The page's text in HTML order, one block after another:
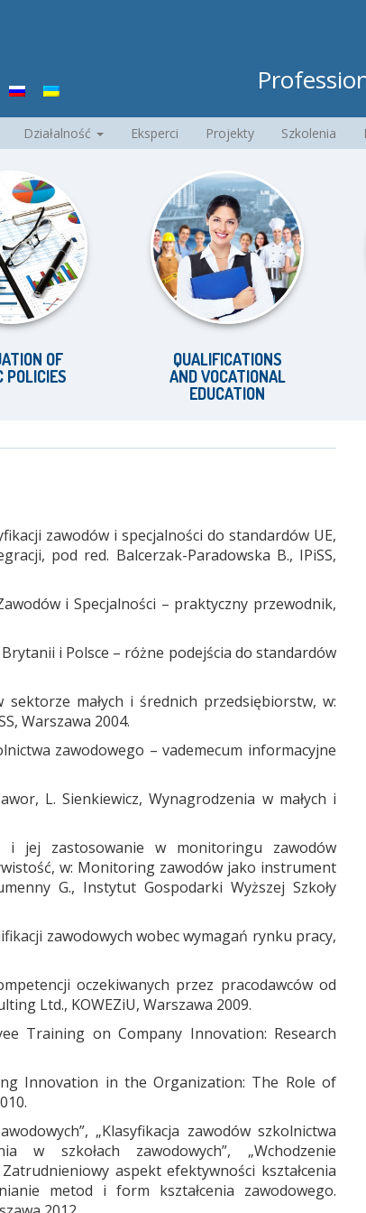
Działalność Eksperci Projekty Szkolenia
QUALIFICATIONS
AND VOCATIONAL
EDUCATION
zawodów i specjalności do standardów UE,
pod red. Balcerzak-Paradowska B., IPiSS,
i Specjalności – praktyczny przewodnik,
i Polsce – różne podejścia do standardów
małych i średnich przedsiębiorstw, w:
Warszawa 2004.
zawodowego – vademecum informacyjne
L. Sienkiewicz, Wynagrodzenia w małych i
i jej zastosowanie w monitoringu zawodów
w: Monitoring zawodów jako instrument
G., Instytut Gospodarki Wyższej Szkoły
zawodowych wobec wymagań rynku pracy,
oczekiwanych przez pracodawców od
Ltd., KOWEZiU, Warszawa 2009.
Training on Company Innovation: Research
Innovation in the Organization: The Role of
„Klasyfikacja zawodów szkolnictwa
w szkołach zawodowych”, „Wchodzenie
aspekt efektywności kształcenia
metod i form kształcenia zawodowego.